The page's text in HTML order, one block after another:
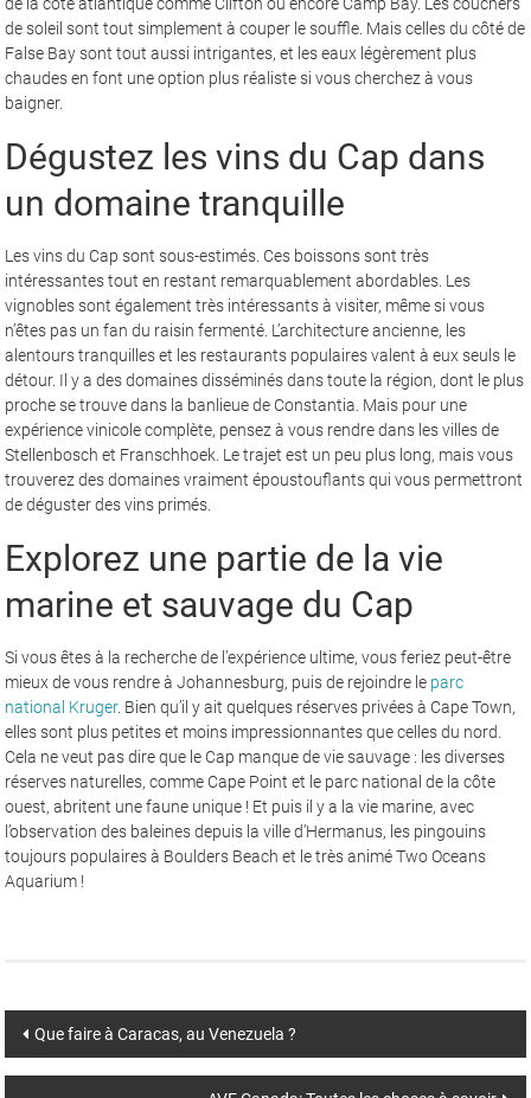
de soleil sont tout simplement à couper le souffle. Mais celles du côté de
False Bay sont tout aussi intrigantes, et les eaux légèrement plus
chaudes en font une option plus réaliste si vous cherchez à vous
baigner.
Dégustez les vins du Cap dans
un domaine tranquille
Les vins du Cap sont sous-estimés. Ces boissons sont très
intéressantes tout en restant remarquablement abordables. Les
vignobles sont également très intéressants à visiter, même si vous
n’êtes pas un fan du raisin fermenté. L’architecture ancienne, les
alentours tranquilles et les restaurants populaires valent à eux seuls le
détour. Il y a des domaines disséminés dans toute la région, dont le plus
proche se trouve dans la banlieue de Constantia. Mais pour une
expérience vinicole complète, pensez à vous rendre dans les villes de
Stellenbosch et Franschhoek. Le trajet est un peu plus long, mais vous
trouverez des domaines vraiment époustouflants qui vous permettront
de déguster des vins primés.
Explorez une partie de la vie
marine et sauvage du Cap
Si vous êtes à la recherche de l’expérience ultime, vous feriez peut-être
mieux de vous rendre à Johannesburg, puis de rejoindre le parc
national Kruger. Bien qu’il y ait quelques réserves privées à Cape Town,
elles sont plus petites et moins impressionnantes que celles du nord.
Cela ne veut pas dire que le Cap manque de vie sauvage : les diverses
réserves naturelles, comme Cape Point et le parc national de la côte
ouest, abritent une faune unique ! Et puis il y a la vie marine, avec
l’observation des baleines depuis la ville d’Hermanus, les pingouins
toujours populaires à Boulders Beach et le très animé Two Oceans
Aquarium !
Post
navigation
Que faire à Caracas, au Venezuela ?